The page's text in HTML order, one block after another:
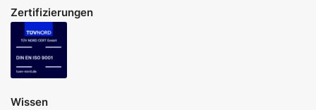
Zertifizierungen
Wissen